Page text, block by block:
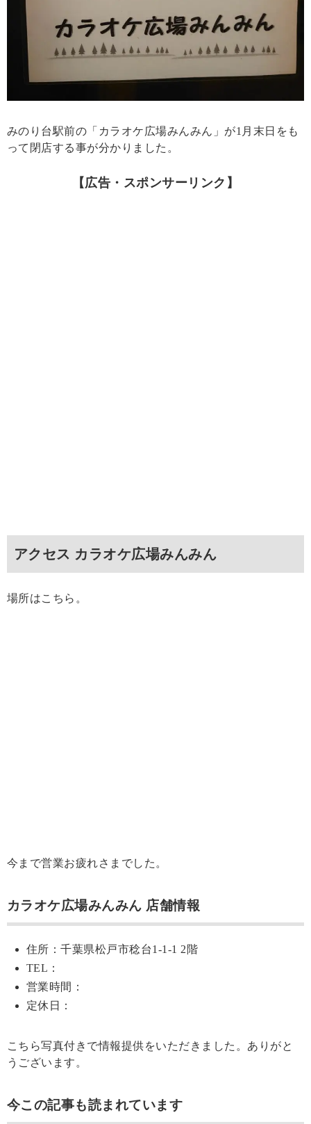
みのり台駅前の「カラオケ広場みんみん」が1月末日をも
って閉店する事が分かりました。
【広告・スポンサーリンク】
アクセス カラオケ広場みんみん
場所はこちら。
今まで営業お疲れさまでした。
カラオケ広場みんみん 店舗情報
住所：千葉県松戸市稔台1-1-1 2階
TEL：
営業時間：
定休日：
こちら写真付きで情報提供をいただきました。ありがと
うございます。
今この記事も読まれています